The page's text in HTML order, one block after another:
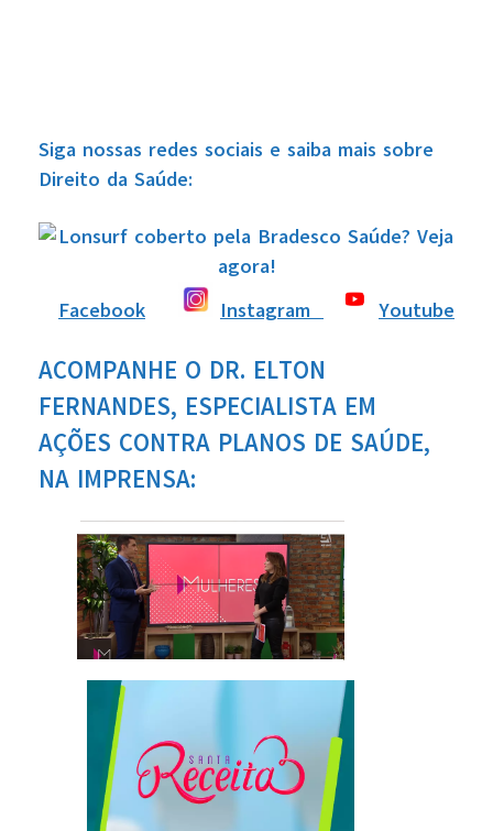
Siga nossas redes sociais e saiba mais sobre
Direito da Saúde:
Facebook Instagram Youtube
ACOMPANHE O DR. ELTON
FERNANDES, ESPECIALISTA EM
AÇÕES CONTRA PLANOS DE SAÚDE,
NA IMPRENSA: